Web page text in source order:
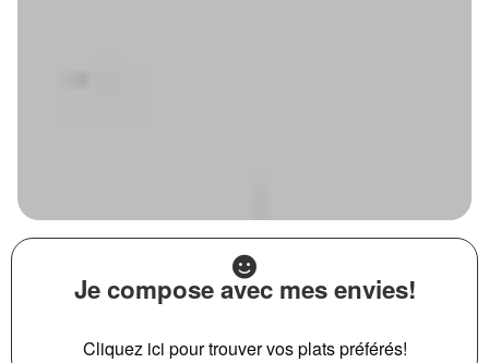
Je compose avec mes envies!
Cliquez ici pour trouver vos plats préférés!